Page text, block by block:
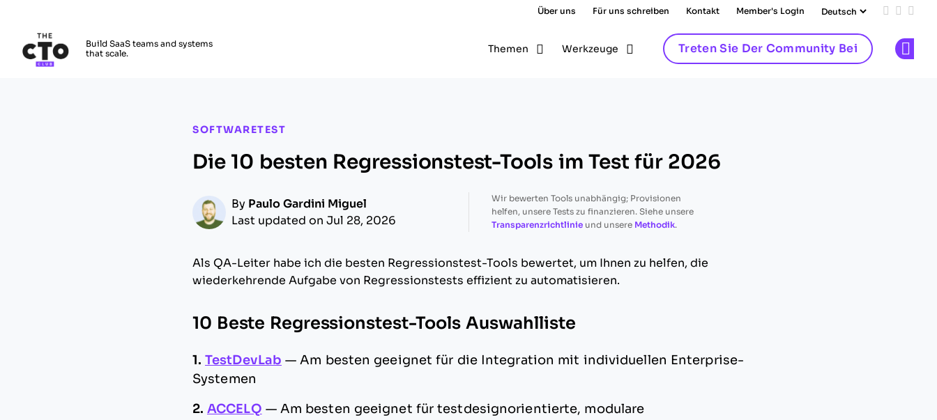
Über uns Für uns schreiben Kontakt Member's Login Add us
Follow
Build SaaS teams and systems
that scale.
Themen Werkzeuge Treten Sie Der Community Bei
SOFTWARETEST
Die 10 besten Regressionstest-Tools im Test für 2026
By Paulo Gardini Miguel
Last updated on Jul 28, 2026
Wir bewerten Tools unabhängig; Provisionen
helfen, unsere Tests zu finanzieren. Siehe unsere
Transparenzrichtlinieund unsere Methodik.
Als QA-Leiter habe ich die besten Regressionstest-Tools bewertet, um Ihnen zu helfen, die
wiederkehrende Aufgabe von Regressionstests effizient zu automatisieren.
10 Beste Regressionstest-Tools Auswahlliste
1. TestDevLab —Am besten geeignet für die Integration mit individuellen Enterprise-
Systemen
2. ACCELQ — Am besten geeignet für testdesignorientierte, modulare